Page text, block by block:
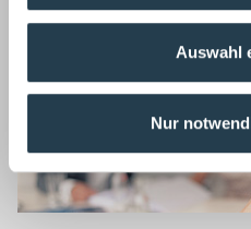
Auswahl
Nur
und Kontrollsysteme,
haben aktuelle
Steuerberatung ›